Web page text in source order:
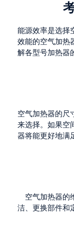
能源效率是选择
效能的空气加热
解各型号加热器
空气加热器的尺
来选择。如果空
器将能更好地满
空气加热器的
洁、更换部件和